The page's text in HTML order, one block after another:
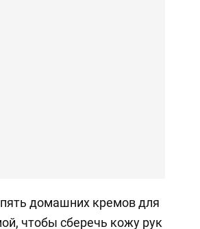
домашних кремов для
чтобы сберечь кожу рук